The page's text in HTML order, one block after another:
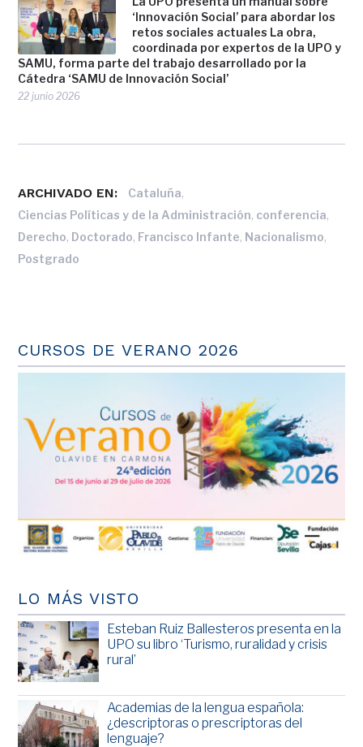
‘Innovación Social’ para abordar los
retos sociales actuales La obra,
coordinada por expertos de la UPO y
SAMU, forma parte del trabajo desarrollado por la
Cátedra ‘SAMU de Innovación Social’
22 junio 2026
ARCHIVADO EN: Cataluña,
Ciencias Políticas y de la Administración, conferencia,
Derecho, Doctorado, Francisco Infante, Nacionalismo,
Postgrado
CURSOS DE VERANO 2026
LO MÁS VISTO
Esteban Ruiz Ballesteros presenta en la
UPO su libro ‘Turismo, ruralidad y crisis
rural’
Academias de la lengua española:
¿descriptoras o prescriptoras del
lenguaje?